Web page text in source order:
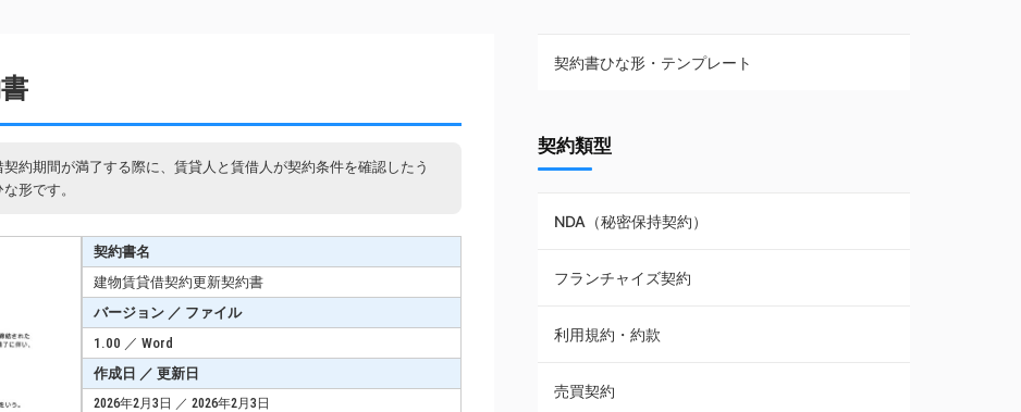
約期間が満了する際に、賃貸人と賃借人が契約条件を確認したう
形です。
契約書名
建物賃貸借契約更新契約書
バージョン ／ ファイル
1.00 ／ Word
作成日 ／ 更新日
2026年2月3日 ／ 2026年2月3日
契約書ひな形・テンプレート
NDA（秘密保持契約）
業務委託契約
利用規約・約款
覚書・合意書・同意書
承諾書
契約類型
NDA（秘密保持契約）
フランチャイズ契約
利用規約・約款
売買契約